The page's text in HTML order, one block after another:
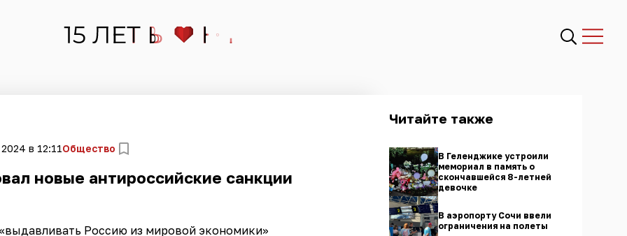
в 12:11Общество
новые антироссийские санкции
Россию из мировой экономики»
Читайте также
В Геленджике устроили
мемориал в память о
скончавшейся 8-летней
девочке
В аэропорту Сочи ввели
ограничения на полеты